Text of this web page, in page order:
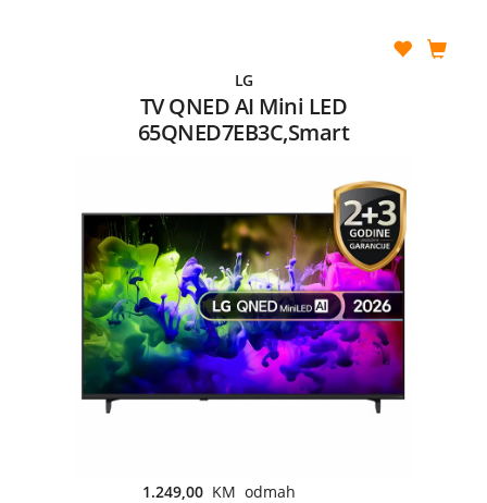
LG
TV QNED AI Mini LED
65QNED7EB3C,Smart
1.249,00 KM odmah